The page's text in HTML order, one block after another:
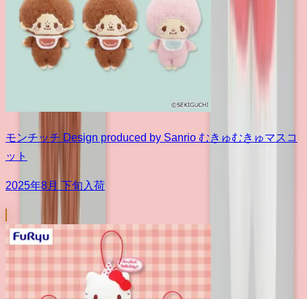
モンチッチ Design produced by Sanrio むきゅむきゅマスコ
ット
2025年8月 下旬入荷